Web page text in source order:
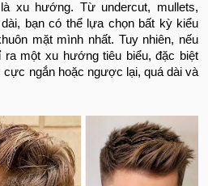
xu hướng. Từ undercut, mullets,
bạn có thể lựa chọn bất kỳ kiểu
mặt mình nhất. Tuy nhiên, nếu
ra một xu hướng tiêu biểu, đặc biệt
cực ngắn hoặc ngược lại, quá dài và